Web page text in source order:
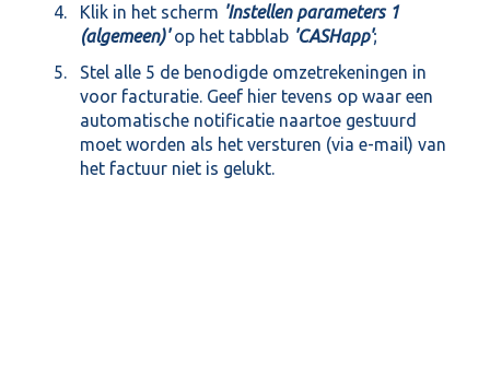
Klik in het scherm 'Instellen parameters 1
(algemeen)'op het tabblab 'CASHapp';
Stel alle 5 de benodigde omzetrekeningen in
voor facturatie. Geef hier tevens op waar een
automatische notificatie naartoe gestuurd
moet worden als het versturen (via e-mail) van
het factuur niet is gelukt.